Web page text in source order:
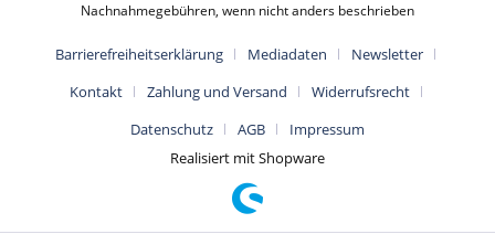
Nachnahmegebühren, wenn nicht anders beschrieben
Barrierefreiheitserklärung Mediadaten
Newsletter
Kontakt
Zahlung und Versand
Widerrufsrecht
Datenschutz
AGB
Impressum
Realisiert mit Shopware